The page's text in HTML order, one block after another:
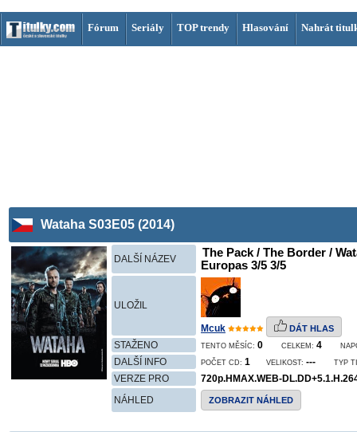
Fórum Seriály TOP trendy Hlasování Nahrát
Wataha S03E05 (2014)
DALŠÍ NÁZEV
The Pack / The Border /
Europas 3/5 3/5
ULOŽIL
Mcuk DÁT HLAS
STAŽENO TENTO MĚSÍC: 0 CELKEM: 4
DALŠÍ INFO POČET CD: 1 VELIKOST: --- TYP
VERZE PRO
720p.HMAX.WEB-
NÁHLED
ZOBRAZIT NÁHLED